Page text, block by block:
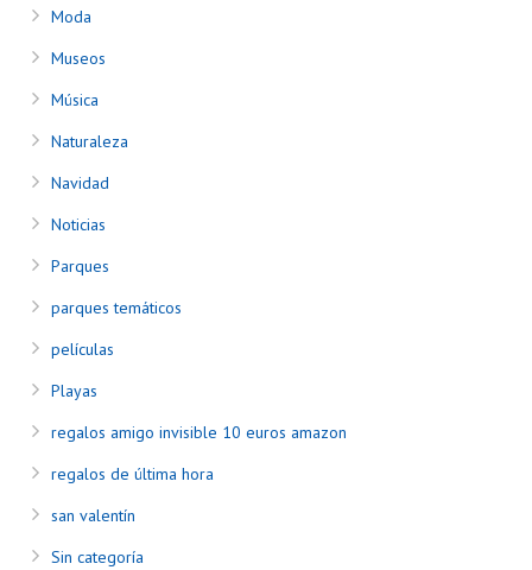
Moda
Museos
Música
Naturaleza
Navidad
Noticias
Parques
parques temáticos
películas
Playas
regalos amigo invisible 10 euros amazon
regalos de última hora
san valentín
Sin categoría